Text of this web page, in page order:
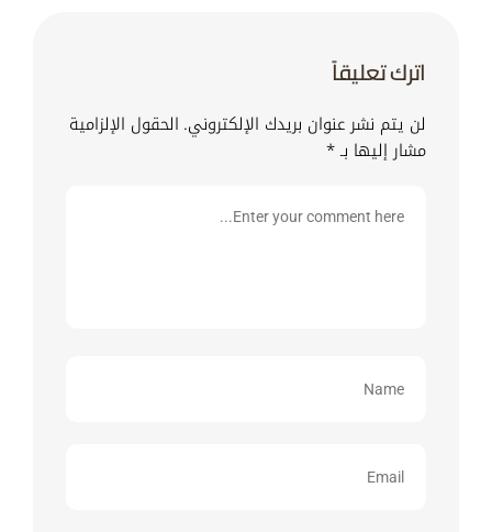
اترك تعليقاً
لن يتم نشر عنوان بريدك الإلكتروني. الحقول الإلزامية
مشار إليها بـ*